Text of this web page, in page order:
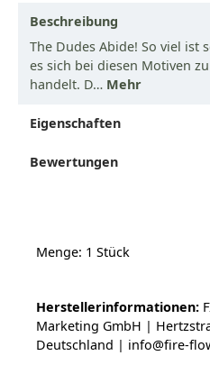
Beschreibung
The Dudes Abide! So viel ist
es sich bei diesen Motiven
handelt. D… Mehr
Eigenschaften
Bewertungen
Menge: 1 Stück
Herstellerinformationen:
Marketing GmbH |
Deutschland | info@fire-